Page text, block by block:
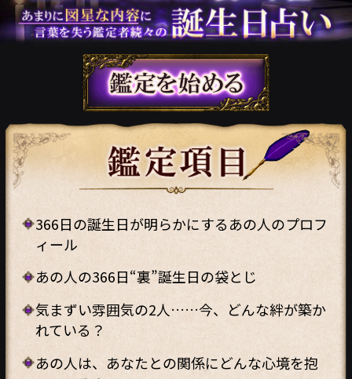
366日の誕生日が明らかにするあの人のプロフ
ィール
あの人の366日“裏”誕生日の袋とじ
気まずい雰囲気の2人……今、どんな絆が築か
れている？
あの人は、あなたとの関係にどんな心境を抱